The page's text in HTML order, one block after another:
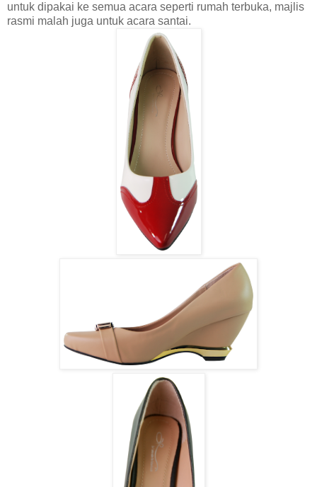
untuk dipakai ke semua acara seperti rumah terbuka, majlis
rasmi malah juga untuk acara santai.